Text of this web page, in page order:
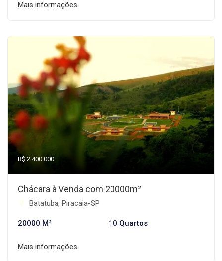
Mais informações
R$ 2.400.000
Chácara à Venda com 20000m²
Batatuba, Piracaia-SP
20000 M² 10 Quartos
Mais informações